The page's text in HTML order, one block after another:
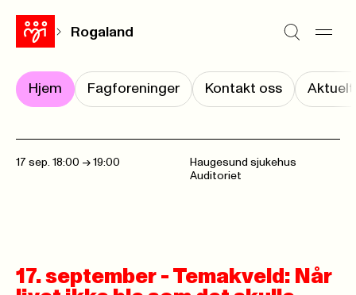
Rogaland
Hjem Fagforeninger Kontakt oss Aktuelt
17 sep. 18:00 -> 19:00
Haugesund sjukehus
Auditoriet
17. september - Temakveld: Når